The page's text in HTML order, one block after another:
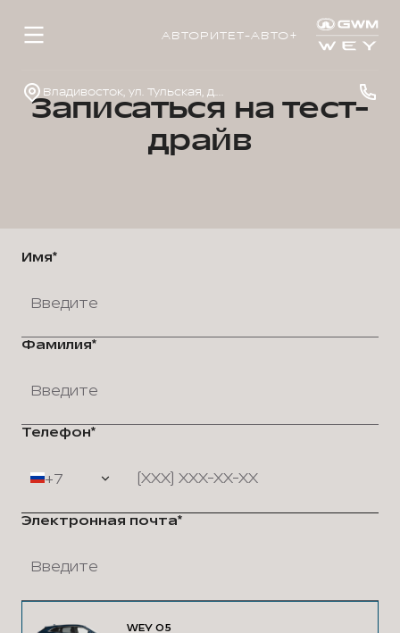
АВТОРИТЕТ-АВТО+
Владивосток, ул. Тульская, д. 22
Записаться на тест-
драйв
Имя*
Фамилия*
Телефон*
+7
Электронная почта*
WEY 05